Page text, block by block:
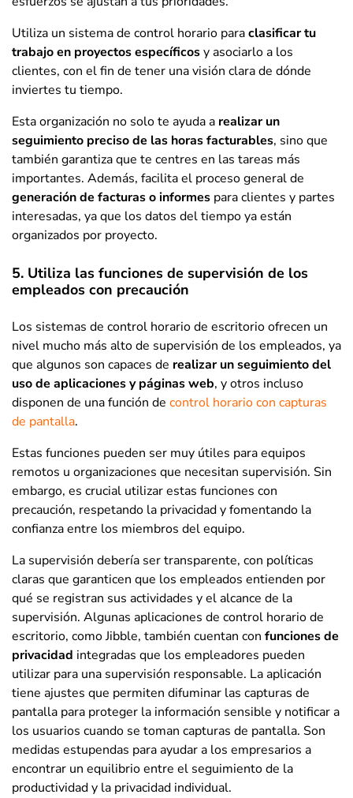
Utiliza un sistema de control horario paraclasificar tu
trabajo en proyectos específicosy asociarlo a los
clientes, con el fin de tener una visión clara de dónde
inviertes tu tiempo.
Esta organización no solo te ayuda a realizar un
seguimiento preciso de las horas facturables, sino que
también garantiza que te centres en las tareas más
importantes. Además, facilita el proceso general de
generación de facturas o informes para clientes y partes
interesadas, ya que los datos del tiempo ya están
organizados por proyecto.
5. Utiliza las funciones de supervisión de los
empleados con precaución
Los sistemas de control horario de escritorio ofrecen un
nivel mucho más alto de supervisión de los empleados, ya
que algunos son capaces de realizar un seguimiento del
uso de aplicaciones y páginas web, y otros incluso
disponen de una función de control horario con capturas
de pantalla.
Estas funciones pueden ser muy útiles para equipos
remotos u organizaciones que necesitan supervisión. Sin
embargo, es crucial utilizar estas funciones con
precaución, respetando la privacidad y fomentando la
confianza entre los miembros del equipo.
La supervisión debería ser transparente, con políticas
claras que garanticen que los empleados entienden por
qué se registran sus actividades y el alcance de la
supervisión. Algunas aplicaciones de control horario de
escritorio, como Jibble, también cuentan con funciones de
privacidad integradas que los empleadores pueden
utilizar para una supervisión responsable. La aplicación
tiene ajustes que permiten difuminar las capturas de
pantalla para proteger la información sensible y notificar a
los usuarios cuando se toman capturas de pantalla. Son
medidas estupendas para ayudar a los empresarios a
encontrar un equilibrio entre el seguimiento de la
productividad y la privacidad individual.